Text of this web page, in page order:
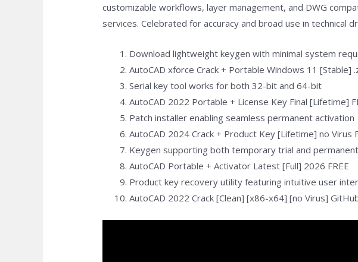
customizable workflows, layer management, and DWG
services. Celebrated for accuracy and broad use in technical
Download lightweight keygen with minimal system
AutoCAD xforce Crack + Portable Windows 11 [Stable]
Serial key tool works for both 32-bit and 64-bit
AutoCAD 2022 Portable + License Key Final [Lifetime]
Patch installer enabling seamless permanent activation
AutoCAD 2024 Crack + Product Key [Lifetime] no Virus
Keygen supporting both temporary trial and
AutoCAD Portable + Activator Latest [Full] 2026 FREE
Product key recovery utility featuring intuitive user
AutoCAD 2022 Crack [Clean] [x86-x64] [no Virus]